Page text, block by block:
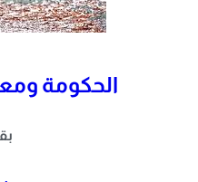
الحكومة